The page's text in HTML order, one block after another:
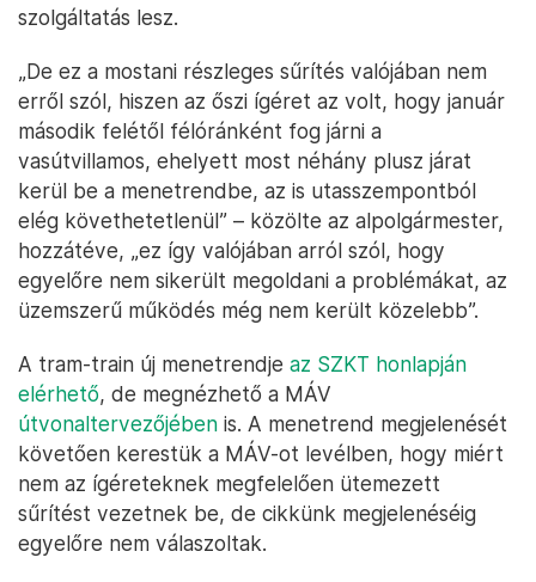
szolgáltatás lesz.
„De ez a mostani részleges sűrítés valójában nem
erről szól, hiszen az őszi ígéret az volt, hogy január
második felétől félóránként fog járni a
vasútvillamos, ehelyett most néhány plusz járat
kerül be a menetrendbe, az is utasszempontból
elég követhetetlenül” – közölte az alpolgármester,
hozzátéve, „ez így valójában arról szól, hogy
egyelőre nem sikerült megoldani a problémákat, az
üzemszerű működés még nem került közelebb”.
A tram-train új menetrendje az SZKT honlapján
elérhető, de megnézhető a MÁV
útvonaltervezőjében is. A menetrend megjelenését
követően kerestük a MÁV-ot levélben, hogy miért
nem az ígéreteknek megfelelően ütemezett
sűrítést vezetnek be, de cikkünk megjelenéséig
egyelőre nem válaszoltak.